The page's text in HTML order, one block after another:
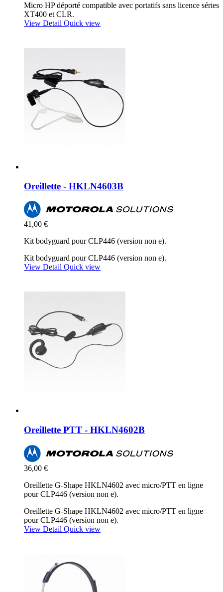
Micro HP déporté compatible avec portatifs sans licence séries
XT400 et CLR.
View Detail Quick view
Oreillette - HKLN4603B
41,00 €
Kit bodyguard pour CLP446 (version non e).
Kit bodyguard pour CLP446 (version non e).
View Detail Quick view
Oreillette PTT - HKLN4602B
36,00 €
Oreillette G-Shape HKLN4602 avec micro/PTT en ligne
pour CLP446 (version non e).
Oreillette G-Shape HKLN4602 avec micro/PTT en ligne
pour CLP446 (version non e).
View Detail Quick view